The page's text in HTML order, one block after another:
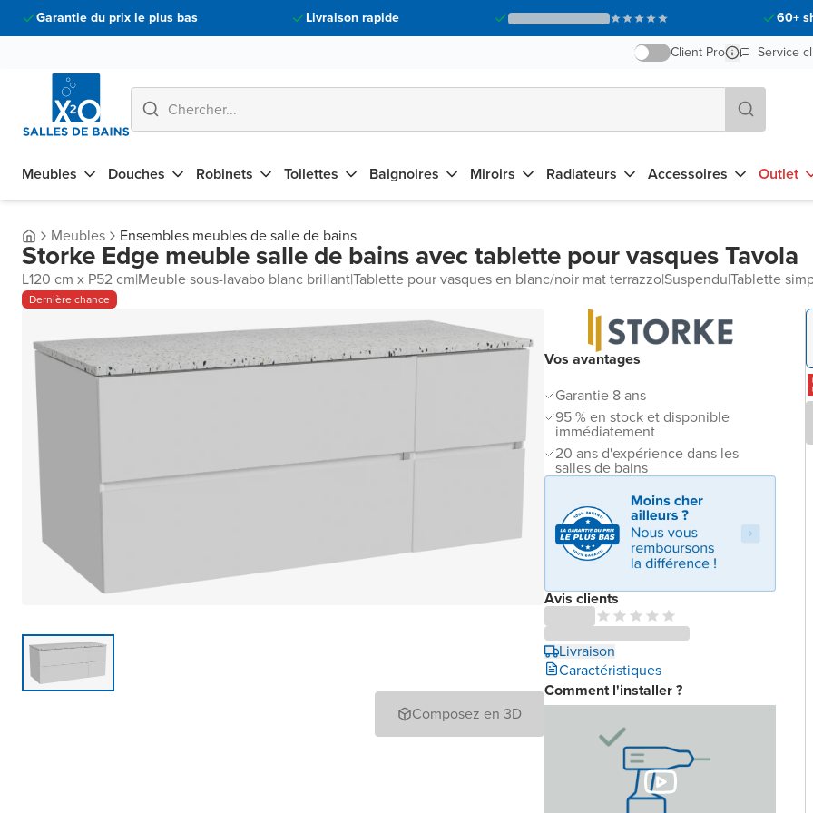
Garantie du prix le plus bas Livraison rapide 60+
Client Pro
Service
Meubles Douches Robinets Toilettes Baignoires Miroirs Radiateurs Accessoires Outlet
Meubles Ensembles meubles de salle de bains
Storke Edge meuble salle de bains avec tablette pour vasques Tavola
L120 cm x P52 cm|Meuble sous-lavabo blanc brillant|Tablette pour vasques en blanc/noir mat terrazzo|Suspendu|Tablette
Dernière chance
Composez en 3D
Vos avantages
Garantie 8 ans
95 % en stock et disponible
immédiatement
20 ans d'expérience dans les
salles de bains
Avis clients
Livraison
Caractéristiques
Comment l'installer ?